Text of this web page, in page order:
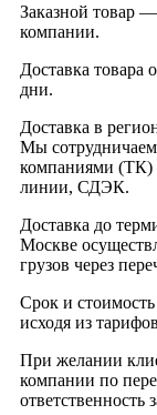
Заказной товар
компании.
Доставка товара
дни.
Доставка в
Мы
компаниями
линии, СДЭК.
Доставка до
Москве
грузов через
Срок и стоимость
исходя из
При желании
компании по
ответственность